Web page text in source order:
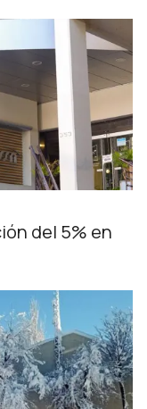
del 5% en